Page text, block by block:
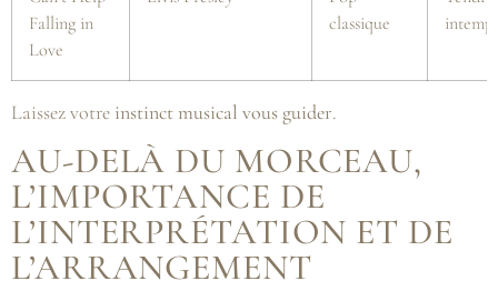
Falling in
Love
classique
Laissez votre instinct musical vous guider.
AU-DELÀ DU MORCEAU,
L’IMPORTANCE DE
L’INTERPRÉTATION ET DE
L’ARRANGEMENT